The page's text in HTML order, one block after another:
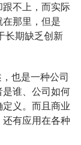
不上，而实际
那里，但是
长期缺乏创新
也是一种公司
谁、公司如何
义。而且商业
有应用在各种